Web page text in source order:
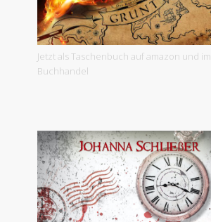
Jetzt als Taschenbuch auf amazon und im
Buchhandel